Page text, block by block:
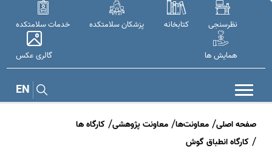
نظرسنجی کتابخانه پزشکان سلامتکده خدمات سلامتکده
همایش ها گالری عکس
EN
صفحه اصلی معاونت‌ها معاونت پژوهشی کارگاه ها
کارگاه انطباق گوش